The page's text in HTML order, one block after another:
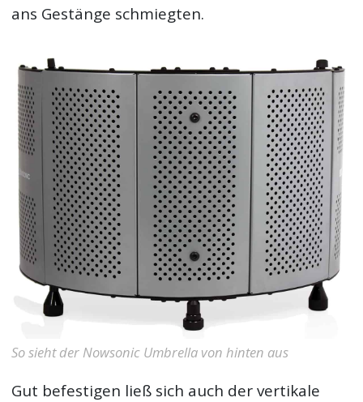
ans Gestänge schmiegten.
So sieht der Nowsonic Umbrella von hinten aus
Gut befestigen ließ sich auch der vertikale